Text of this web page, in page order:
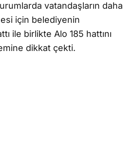
vatandaşların daha
için belediyenin
ile birlikte Alo 185 hattını
dikkat çekti.